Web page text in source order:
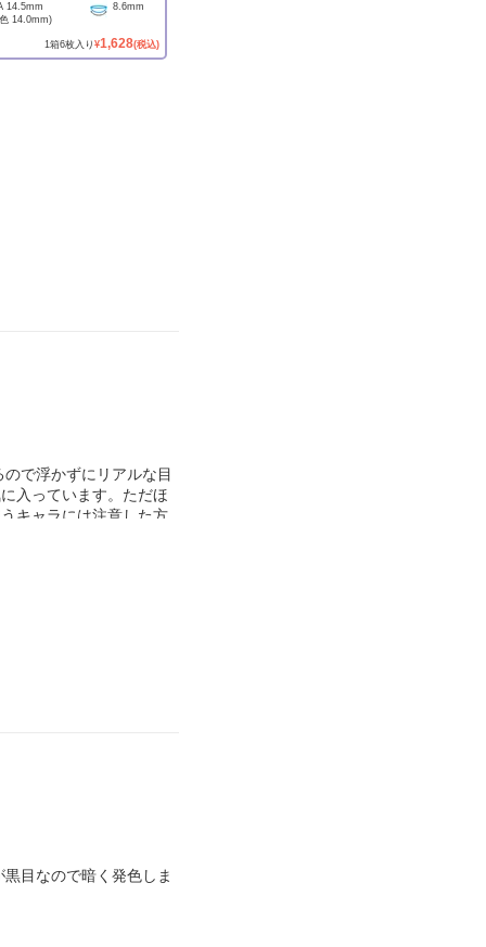
14.5mm
14.0mm)
8.6mm
1箱6枚入り ¥1,628(税込)
で浮かずにリアルな目
入っています。ただほ
キャラには注意した方
目なので暗く発色しま